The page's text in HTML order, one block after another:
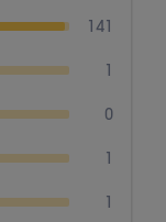
141
1
0
1
1